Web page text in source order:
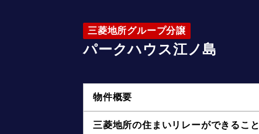
三菱地所グループ分譲
パークハウス江ノ島
物件概要
三菱地所の住まいリレーができること